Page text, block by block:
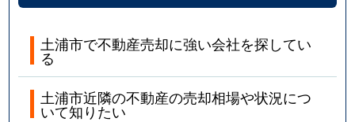
土浦市で不動産売却に強い会社を探してい
る
土浦市近隣の不動産の売却相場や状況につ
いて知りたい